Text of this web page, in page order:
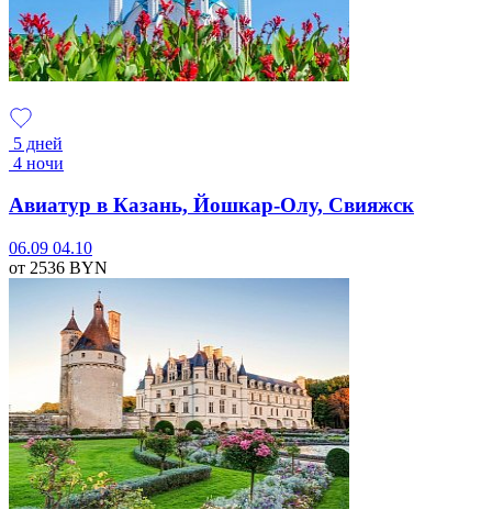
5 дней
4 ночи
Авиатур в Казань, Йошкар-Олу, Свияжск
06.09 04.10
от 2536 BYN